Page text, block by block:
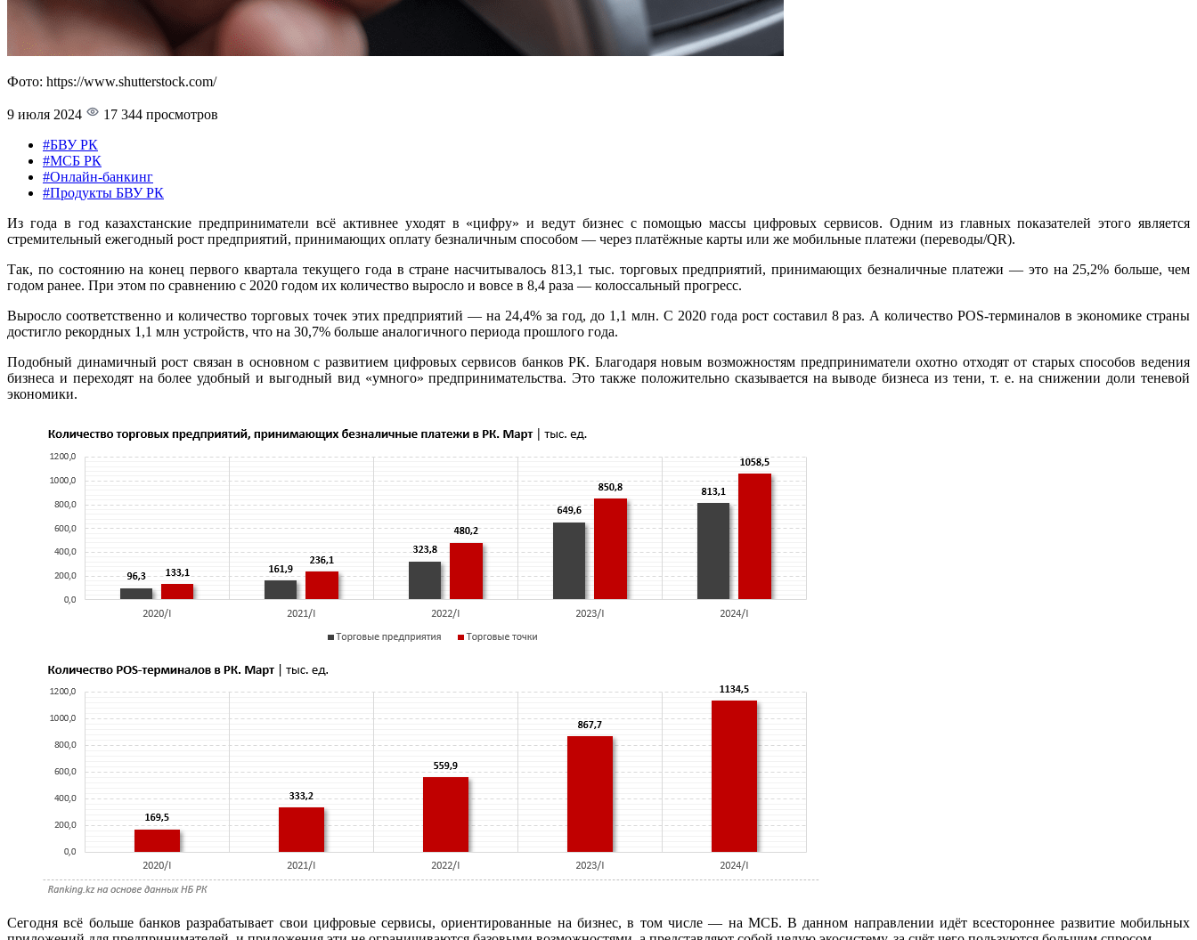
Фото: https://www.shutterstock.com/
9 июля 2024
17 344 просмотров
#БВУ РК
#МСБ РК
#Онлайн-банкинг
#Продукты БВУ РК
Из года в год казахстанские предприниматели всё активнее уходят в «цифру» и ведут бизнес с помощью массы цифровых сервисов. Одним из главных показателей этого является
стремительный ежегодный рост предприятий, принимающих оплату безналичным способом — через платёжные карты или же мобильные платежи (переводы/QR).
Так, по состоянию на конец первого квартала текущего года в стране насчитывалось 813,1 тыс. торговых предприятий, принимающих безналичные платежи — это на 25,2% больше, чем
годом ранее. При этом по сравнению с 2020 годом их количество выросло и вовсе в 8,4 раза — колоссальный прогресс.
Выросло соответственно и количество торговых точек этих предприятий — на 24,4% за год, до 1,1 млн. С 2020 года рост составил 8 раз. А количество POS-терминалов в экономике страны
достигло рекордных 1,1 млн устройств, что на 30,7% больше аналогичного периода прошлого года.
Подобный динамичный рост связан в основном с развитием цифровых сервисов банков РК. Благодаря новым возможностям предприниматели охотно отходят от старых способов ведения
бизнеса и переходят на более удобный и выгодный вид «умного» предпринимательства. Это также положительно сказывается на выводе бизнеса из тени, т. е. на снижении доли теневой
экономики.
Сегодня всё больше банков разрабатывает свои цифровые сервисы, ориентированные на бизнес, в том числе — на МСБ. В данном направлении идёт всестороннее развитие мобильных